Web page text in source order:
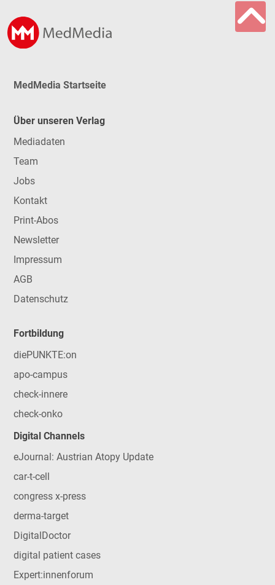
MedMedia Startseite
Über unseren Verlag
Mediadaten
Team
Jobs
Kontakt
Print-Abos
Newsletter
Impressum
AGB
Datenschutz
Fortbildung
diePUNKTE:on
apo-campus
check-innere
check-onko
Digital Channels
eJournal: Austrian Atopy Update
car-t-cell
congress x-press
derma-target
DigitalDoctor
digital patient cases
Expert:innenforum